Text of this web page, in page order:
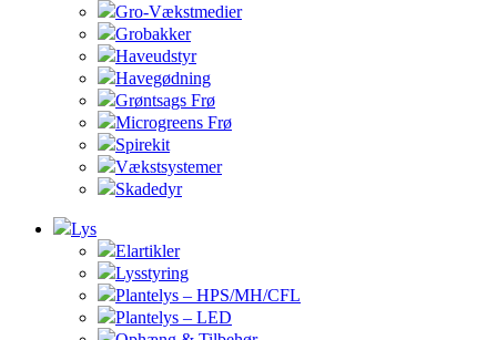
Gro-Vækstmedier
Grobakker
Haveudstyr
Havegødning
Grøntsags Frø
Microgreens Frø
Spirekit
Vækstsystemer
Skadedyr
Lys
Elartikler
Lysstyring
Plantelys – HPS/MH/CFL
Plantelys – LED